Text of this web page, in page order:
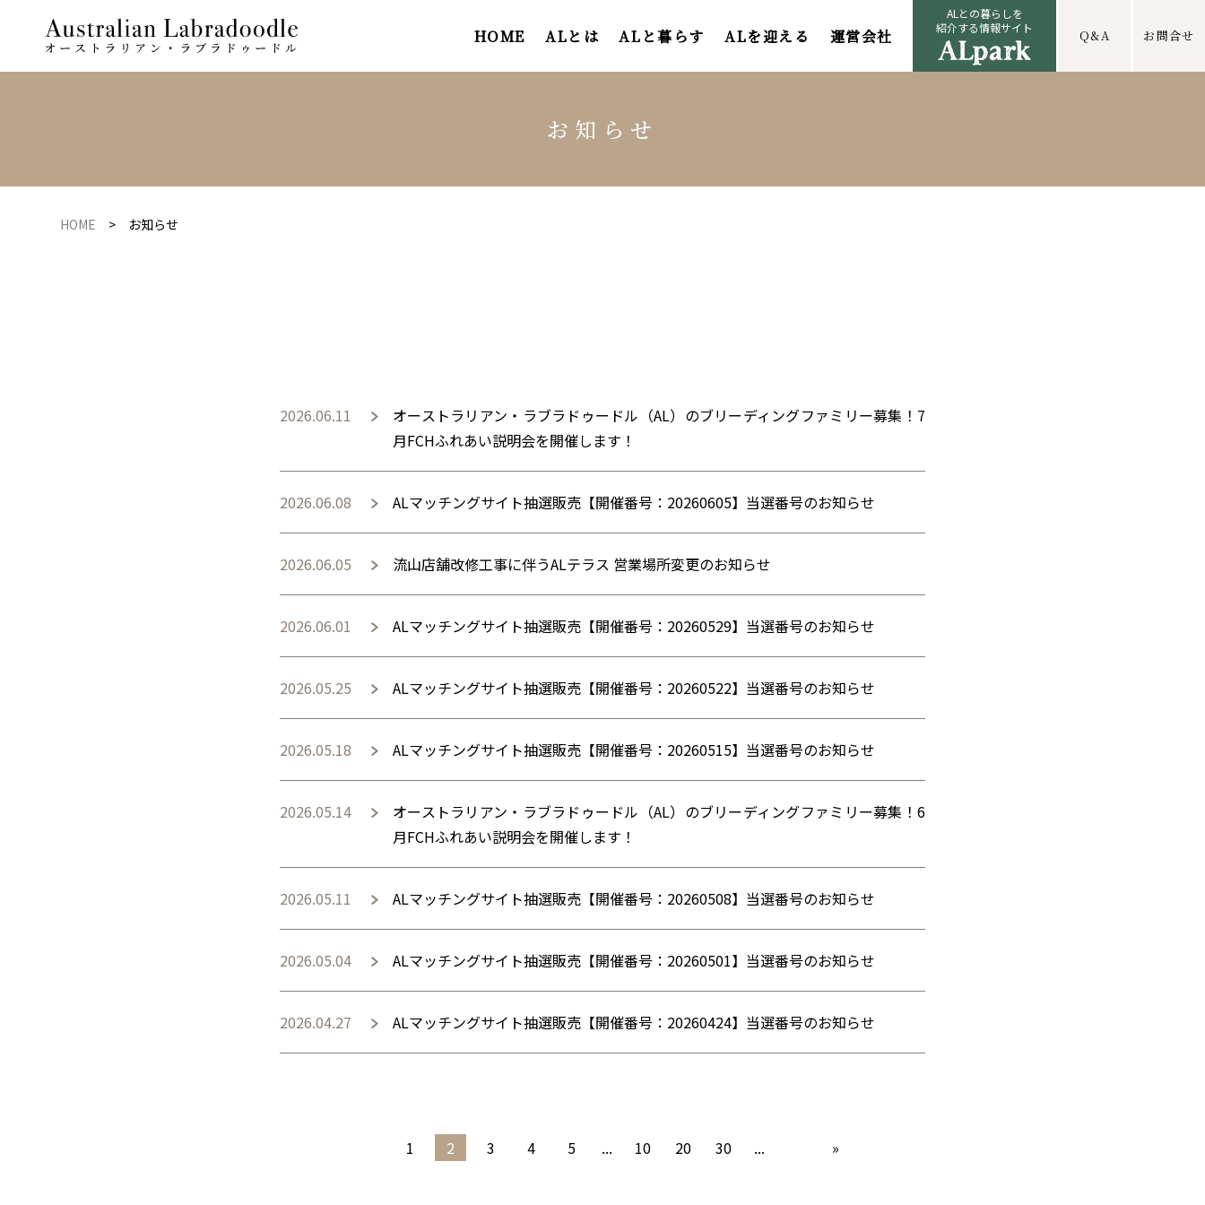
HOME ALとは ALと暮らす ALを迎える 運営会社
ALとの暮らしを
紹介する情報サイト
Q&A お問合せ
お知らせ
HOME > お知らせ
2026.06.11
オーストラリアン・ラブラドゥードル（AL）のブリーディングファミリー募集！7
月FCHふれあい説明会を開催します！
2026.06.08 ALマッチングサイト抽選販売【開催番号：20260605】当選番号のお知らせ
2026.06.05 流山店舗改修工事に伴うALテラス 営業場所変更のお知らせ
2026.06.01 ALマッチングサイト抽選販売【開催番号：20260529】当選番号のお知らせ
2026.05.25 ALマッチングサイト抽選販売【開催番号：20260522】当選番号のお知らせ
2026.05.18 ALマッチングサイト抽選販売【開催番号：20260515】当選番号のお知らせ
2026.05.14
オーストラリアン・ラブラドゥードル（AL）のブリーディングファミリー募集！6
月FCHふれあい説明会を開催します！
2026.05.11 ALマッチングサイト抽選販売【開催番号：20260508】当選番号のお知らせ
2026.05.04 ALマッチングサイト抽選販売【開催番号：20260501】当選番号のお知らせ
2026.04.27 ALマッチングサイト抽選販売【開催番号：20260424】当選番号のお知らせ
1 2 3 4 5 ... 10 20 30 ... »